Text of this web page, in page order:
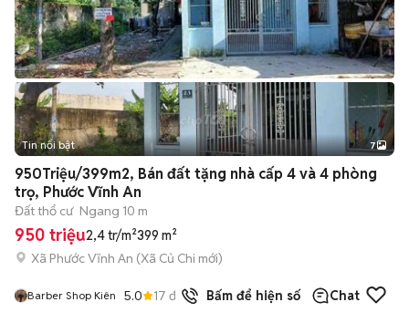
+2
Tin nổi bật 7
950Triệu/399m2, Bán đất tặng nhà cấp 4 và 4 phòng
trọ, Phước Vĩnh An
Đất thổ cư Ngang 10 m
950 triệu2,4 tr/m²399 m²
Xã Phước Vĩnh An (Xã Củ Chi mới)
Barber Shop Kiên 5.0 17 đã bánBấm để hiện số Chat